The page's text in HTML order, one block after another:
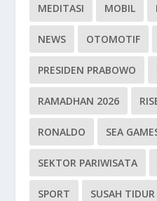
MEDITASI MOBIL
NEWS OTOMOTIF
PRESIDEN PRABOWO
RAMADHAN 2026
RONALDO SEA
SEKTOR PARIWISATA
SPORT SUSAH TIDUR